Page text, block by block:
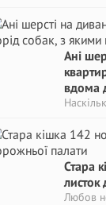
Ані
вдома
Стара
Любов